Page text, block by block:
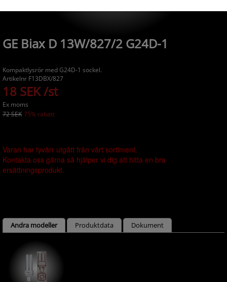
GE Biax D 13W/827/2 G24D-1
Kompaktlysrör med G24D-1 sockel.
Artikelnr F13DBX/827
18 SEK /st
Ex moms
72 SEK 75% rabatt
Varan har tyvärr utgått från vårt sortiment.
Kontakta oss gärna så hjälper vi dig att hitta en bra
ersättningsprodukt.
Andra modeller Produktdata Dokument